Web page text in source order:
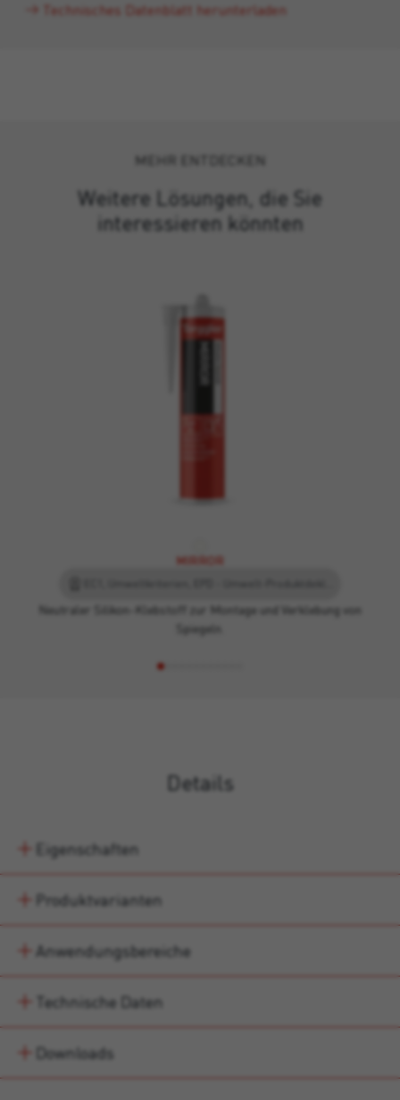
Technisches Datenblatt herunterladen
MEHR ENTDECKEN
Weitere Lösungen, die Sie
interessieren könnten
MIRROR
Neutraler Silikon-Klebstoff zur Montage und Verklebung von
Spiegeln.
Details
Eigenschaften
Produktvarianten
Anwendungsbereiche
Technische Daten
Downloads